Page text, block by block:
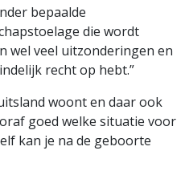
bepaalde
die wordt
wel veel uitzonderingen en
recht op hebt.”
woont en daar ook
goed welke situatie voor
kan je na de geboorte